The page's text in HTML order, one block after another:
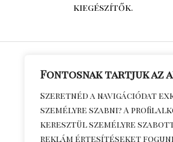
Fontosnak tartjuk az
Szeretnéd a navigációdat
személyre szabni? A
keresztül személyre
reklám értesítéseket
kiegészítők.